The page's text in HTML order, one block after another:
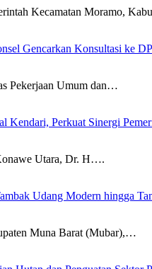
Kecamatan Moramo,
Gencarkan Konsultasi ke
Pekerjaan Umum dan…
Kendari, Perkuat Sinergi
Utara, Dr. H….
Udang Modern hingga
Muna Barat (Mubar),…